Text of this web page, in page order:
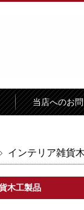
当店へのお
インテリア雑貨
木工製品